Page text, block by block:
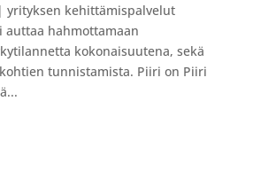
yrityksen kehittämispalvelut
hahmottamaan
kokonaisuutena, sekä
tunnistamista. Piiri on Piiri